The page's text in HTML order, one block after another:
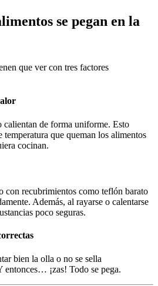
se pegan en la
que ver con tres factores
calientan de forma uniforme. Esto
temperatura que queman los alimentos
cocinan.
con recubrimientos como teflón barato
Además, al rayarse o calentarse
poco seguras.
bien la olla o no se sella
entonces… ¡zas! Todo se pega.